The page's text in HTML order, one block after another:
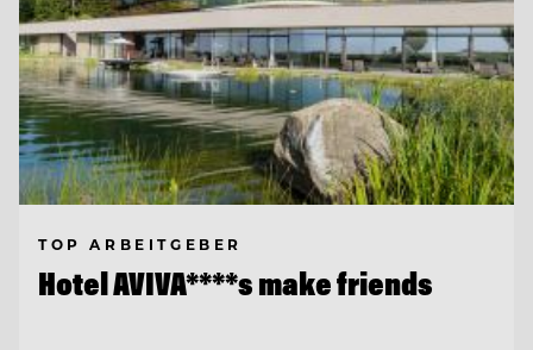
TOP ARBEITGEBER
Hotel AVIVA****s make friends